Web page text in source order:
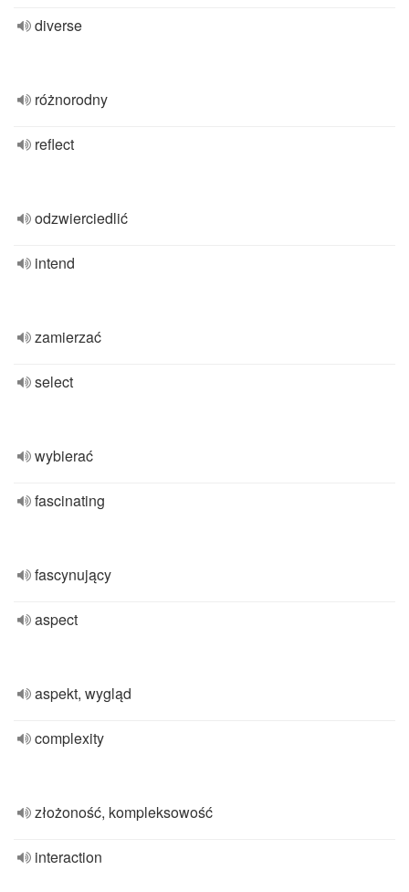
diverse
różnorodny
reflect
odzwierciedlić
intend
zamierzać
select
wybierać
fascinating
fascynujący
aspect
aspekt, wygląd
complexity
złożoność, kompleksowość
interaction